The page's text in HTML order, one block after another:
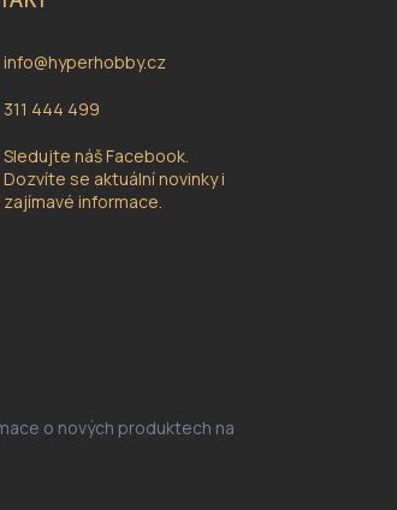
info@hyperhobby.cz
311 444 499
Sledujte náš Facebook.
Dozvíte se aktuální novinky i
zajímavé informace.
o nových produktech na